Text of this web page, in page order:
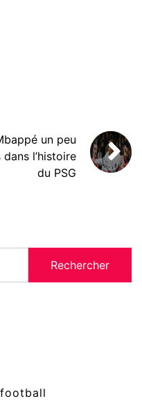
un peu
dans l’histoire
du PSG